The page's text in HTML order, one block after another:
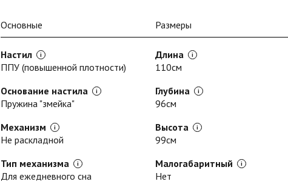
Основные Размеры
Настил
ППУ (повышенной плотности)
Основание настила
Пружина "змейка"
Механизм
Не раскладной
Тип механизма
Для ежедневного сна
Длина
110см
Глубина
96см
Высота
99см
Малогабаритный
Нет